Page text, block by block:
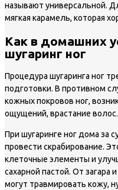
называют универсальной.
мягкая карамель, которая
Как в домашних
шугаринг ног
Процедура шугаринга ног
подготовки. В противном
кожных покровов ног,
ощущений, врастание волос.
При шугаринге ног дома за
провести скрабирование.
клеточные элементы и
сахарной пастой. От загара
могут травмировать кожу,